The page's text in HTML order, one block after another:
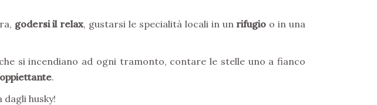
godersi il relax, gustarsi le specialità locali in un rifugio o in una
si incendiano ad ogni tramonto, contare le stelle uno a fianco
.
husky!